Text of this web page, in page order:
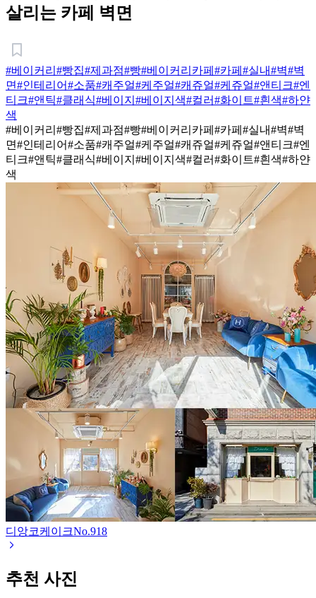
살리는 카페 벽면
#베이커리 #빵집#제과점#빵#베이커리카페 #카페 #실내#벽#벽
면#인테리어#소품#캐주얼#케주얼#캐쥬얼#케쥬얼#앤티크#엔
티크#앤틱#클래식#베이지 #베이지색#컬러#화이트#흰색#하얀
색
#베이커리 #빵집#제과점#빵#베이커리카페 #카페 #실내#벽#벽
면#인테리어#소품#캐주얼#케주얼#캐쥬얼#케쥬얼#앤티크#엔
티크#앤틱#클래식#베이지 #베이지색#컬러#화이트#흰색#하얀
색
디앙코케이크No.918
추천 사진